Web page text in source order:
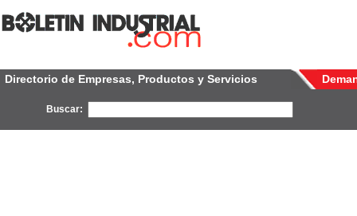
Directorio de Empresas, Productos y Servicios
Buscar: